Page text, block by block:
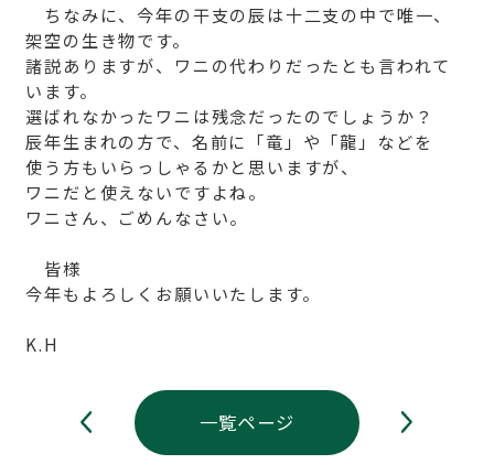
ちなみに、今年の干支の辰は十二支の中で唯一、
架空の生き物です。
諸説ありますが、ワニの代わりだったとも言われて
います。
選ばれなかったワニは残念だったのでしょうか？
辰年生まれの方で、名前に「竜」や「龍」などを
使う方もいらっしゃるかと思いますが、
ワニだと使えないですよね。
ワニさん、ごめんなさい。
皆様
今年もよろしくお願いいたします。
K.H
一覧ページ